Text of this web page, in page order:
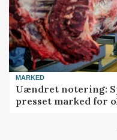
MARKED
Uændret notering:
presset marked for